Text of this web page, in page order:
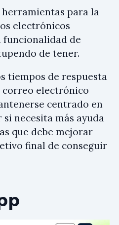
para la
electrónicos
de
de tener.
tiempos de respuesta
electrónico
centrado en
necesita más ayuda
que debe mejorar
final de conseguir